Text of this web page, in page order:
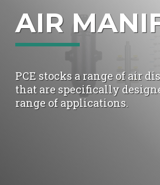
AIR
PCE stocks a range of air
that are specifically
range of applications.